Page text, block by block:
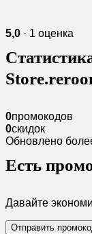
5,0 · 1 оценка
0промокодов
0скидок
Обновлено
Есть
Давайте
Отправить